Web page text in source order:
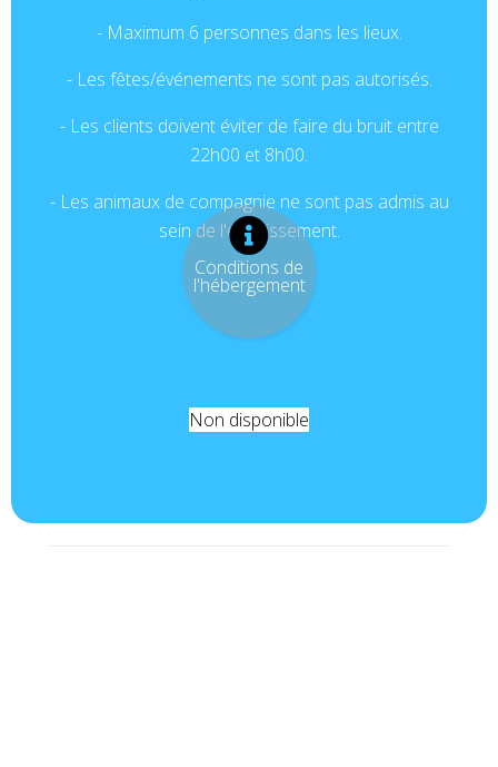
- Maximum 6 personnes dans les lieux.
- Les fêtes/événements ne sont pas autorisés.
- Les clients doivent éviter de faire du bruit entre
22h00 et 8h00.
- Les animaux de compagnie ne sont pas admis au
sein de l'établissement.
Conditions de
l'hébergement
Non disponible